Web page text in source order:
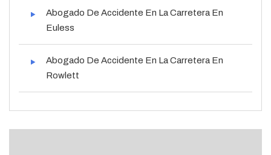
Abogado De Accidente En La Carretera En
Euless
Abogado De Accidente En La Carretera En
Rowlett